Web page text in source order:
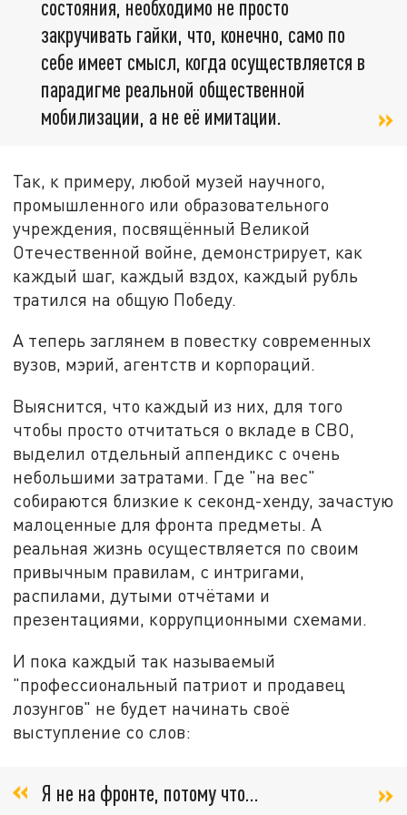
состояния, необходимо не просто
закручивать гайки, что, конечно, само по
себе имеет смысл, когда осуществляется в
парадигме реальной общественной
мобилизации, а не её имитации.
Так, к примеру, любой музей научного,
промышленного или образовательного
учреждения, посвящённый Великой
Отечественной войне, демонстрирует, как
каждый шаг, каждый вздох, каждый рубль
тратился на общую Победу.
А теперь заглянем в повестку современных
вузов, мэрий, агентств и корпораций.
Выяснится, что каждый из них, для того
чтобы просто отчитаться о вкладе в СВО,
выделил отдельный аппендикс с очень
небольшими затратами. Где "на вес"
собираются близкие к секонд-хенду, зачастую
малоценные для фронта предметы. А
реальная жизнь осуществляется по своим
привычным правилам, с интригами,
распилами, дутыми отчётами и
презентациями, коррупционными схемами.
И пока каждый так называемый
"профессиональный патриот и продавец
лозунгов" не будет начинать своё
выступление со слов:
Я не на фронте, потому что...